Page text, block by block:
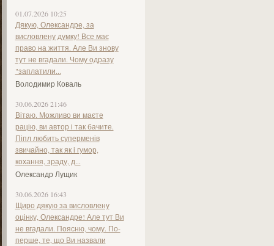
01.07.2026 10:25
Дякую, Олександре, за
висловлену думку! Все має
право на життя. Але Ви знову
тут не вгадали. Чому одразу
"заплатили...
Володимир Коваль
30.06.2026 21:46
Вітаю. Можливо ви маєте
рацію, ви автор і так бачите.
Піпл любить суперменів
звичайно, так як і гумор,
кохання, зраду, д...
Олександр Лущик
30.06.2026 16:43
Щиро дякую за висловлену
оцінку, Олександре! Але тут Ви
не вгадали. Поясню, чому. По-
перше, те, що Ви назвали